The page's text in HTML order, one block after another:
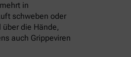
in
schweben oder
die Hände,
auch Grippeviren